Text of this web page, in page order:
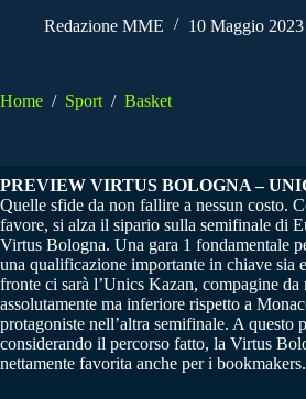
Redazione MME 10 Maggio 2023
Home / Sport / Basket
PREVIEW VIRTUS BOLOGNA –
Quelle sfide da non fallire a nessun costo.
favore, si alza il sipario sulla semifinale di
Virtus Bologna. Una gara 1 fondamentale
una qualificazione importante in chiave sia
fronte ci sarà l’Unics Kazan, compagine da
assolutamente ma inferiore rispetto a
protagoniste nell’altra semifinale. A questo
considerando il percorso fatto, la Virtus
nettamente favorita anche per i bookmakers.